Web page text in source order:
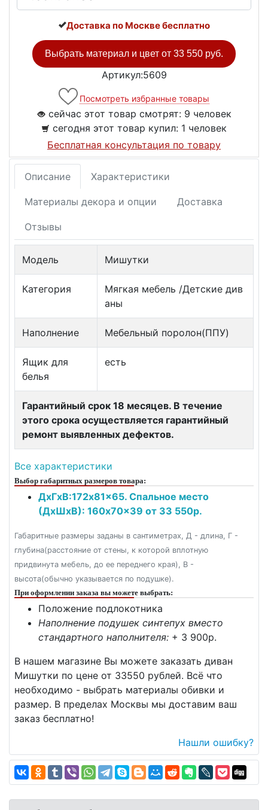
Доставка по Москве бесплатно
Выбрать материал и цвет от 33 550 руб.
Артикул:5609
Посмотреть избранные товары
сейчас этот товар смотрят: 9 человек
сегодня этот товар купил: 1 человек
Бесплатная консультация по товару
Описание Характеристики
Материалы декора и опции Доставка
Отзывы
Модель Мишутки
Категория
Мягкая мебель /Детские див
аны
Наполнение Мебельный поролон(ППУ)
Ящик для
белья
есть
Гарантийный срок 18 месяцев. В течение
этого срока осуществляется гарантийный
ремонт выявленных дефектов.
Все характеристики
Выбор габаритных размеров товара:
ДxГxВ:172x81x65. Спальное место
(ДxШxВ): 160x70x39 от 33 550р.
Габаритные размеры заданы в сантиметрах, Д - длина, Г -
глубина(расстояние от стены, к которой вплотную
придвинута мебель, до ее переднего края), В -
высота(обычно указывается по подушке).
При оформлении заказа вы можете выбрать:
Положение подлокотника
Наполнение подушек синтепух вместо
стандартного наполнителя: + 3 900p.
В нашем магазине Вы можете заказать диван
Мишутки по цене от 33550 рублей. Всё что
необходимо - выбрать материалы обивки и
размер. В пределах Москвы мы доставим ваш
заказ бесплатно!
Нашли ошибку?